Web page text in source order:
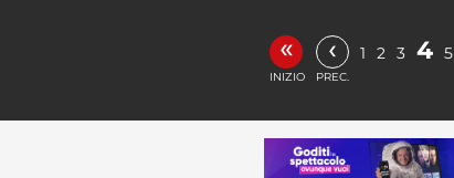
«
INIZIO
‹
PREC.
1 2 3 4 5